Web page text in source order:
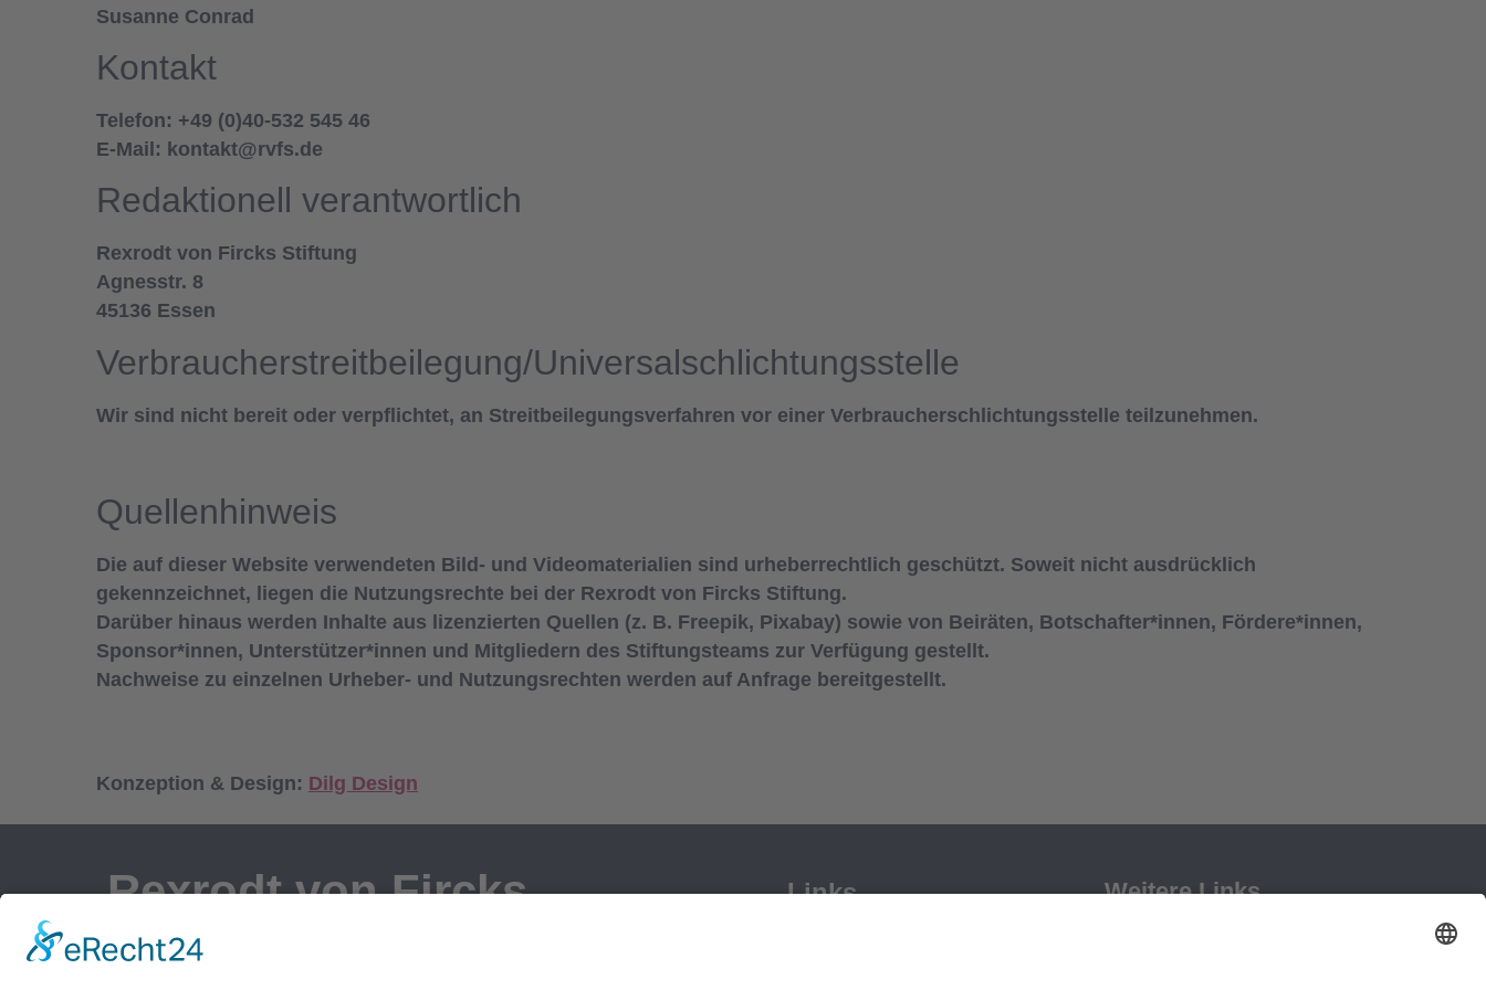
Susanne Conrad
Kontakt
Telefon: +49 (0)40-532 545 46
E-Mail: kontakt@rvfs.de
Redaktionell verantwortlich
Rexrodt von Fircks Stiftung
Agnesstr. 8
45136 Essen
Verbraucher­streit­beilegung/Universal­schlichtungs­stelle
Wir sind nicht bereit oder verpflichtet, an Streitbeilegungsverfahren vor einer Verbraucherschlichtungsstelle teilzunehmen.
Quellenhinweis
Die auf dieser Website verwendeten Bild- und Videomaterialien sind urheberrechtlich geschützt. Soweit nicht ausdrücklich
gekennzeichnet, liegen die Nutzungsrechte bei der Rexrodt von Fircks Stiftung.
Darüber hinaus werden Inhalte aus lizenzierten Quellen (z. B. Freepik, Pixabay) sowie von Beiräten, Botschafter*innen, Fördere*innen,
Sponsor*innen, Unterstützer*innen und Mitgliedern des Stiftungsteams zur Verfügung gestellt.
Nachweise zu einzelnen Urheber- und Nutzungsrechten werden auf Anfrage bereitgestellt.
Konzeption & Design: Dilg Design
Rexrodt von Fircks
Stiftung
Links Weitere Links